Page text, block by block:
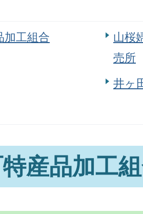
加工組合
山桜
売所
井ヶ
産品加工